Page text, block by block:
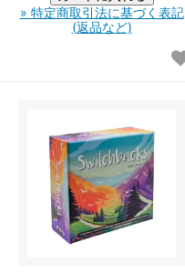
» 特定商取引法に基づく表記
(返品など)